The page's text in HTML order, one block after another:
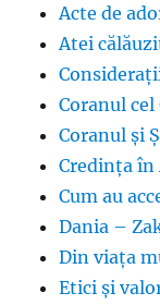
Acte de
Atei
Coranul
Coranul și
Credința în
Cum au
Dania –
Din viața
Etici și